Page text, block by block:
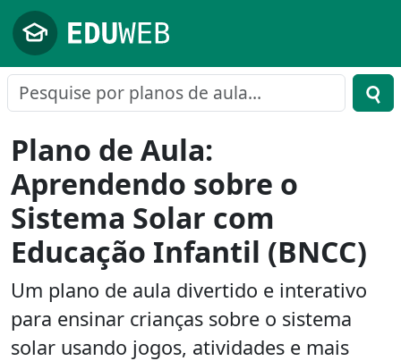
Pular para o conteúdo principal
Plano de Aula:
Aprendendo sobre o
Sistema Solar com
Educação Infantil (BNCC)
Um plano de aula divertido e interativo
para ensinar crianças sobre o sistema
solar usando jogos, atividades e mais